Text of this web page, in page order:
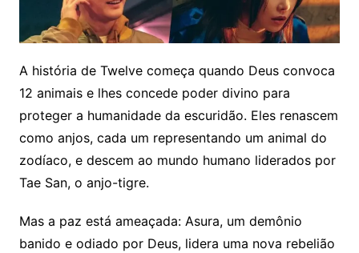
A história de Twelve começa quando Deus convoca
12 animais e lhes concede poder divino para
proteger a humanidade da escuridão. Eles renascem
como anjos, cada um representando um animal do
zodíaco, e descem ao mundo humano liderados por
Tae San, o anjo-tigre.
Mas a paz está ameaçada: Asura, um demônio
banido e odiado por Deus, lidera uma nova rebelião